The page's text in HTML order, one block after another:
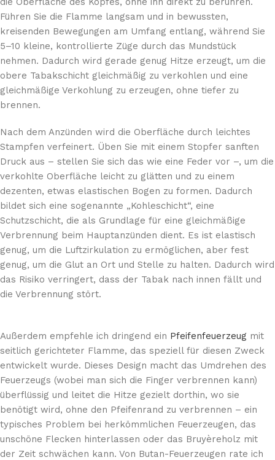
Führen Sie die Flamme langsam und in bewussten,
kreisenden Bewegungen am Umfang entlang, während Sie
5–10 kleine, kontrollierte Züge durch das Mundstück
nehmen. Dadurch wird gerade genug Hitze erzeugt, um die
obere Tabakschicht gleichmäßig zu verkohlen und eine
gleichmäßige Verkohlung zu erzeugen, ohne tiefer zu
brennen.
Nach dem Anzünden wird die Oberfläche durch leichtes
Stampfen verfeinert. Üben Sie mit einem Stopfer sanften
Druck aus – stellen Sie sich das wie eine Feder vor –, um die
verkohlte Oberfläche leicht zu glätten und zu einem
dezenten, etwas elastischen Bogen zu formen. Dadurch
bildet sich eine sogenannte „Kohleschicht“, eine
Schutzschicht, die als Grundlage für eine gleichmäßige
Verbrennung beim Hauptanzünden dient. Es ist elastisch
genug, um die Luftzirkulation zu ermöglichen, aber fest
genug, um die Glut an Ort und Stelle zu halten. Dadurch wird
das Risiko verringert, dass der Tabak nach innen fällt und
die Verbrennung stört.
Außerdem empfehle ich dringend ein Pfeifenfeuerzeug mit
seitlich gerichteter Flamme, das speziell für diesen Zweck
entwickelt wurde. Dieses Design macht das Umdrehen des
Feuerzeugs (wobei man sich die Finger verbrennen kann)
überflüssig und leitet die Hitze gezielt dorthin, wo sie
benötigt wird, ohne den Pfeifenrand zu verbrennen – ein
typisches Problem bei herkömmlichen Feuerzeugen, das
unschöne Flecken hinterlassen oder das Bruyèreholz mit
der Zeit schwächen kann. Von Butan-Feuerzeugen rate ich